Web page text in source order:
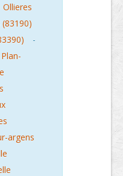
Ollieres
-
Plan-
argens